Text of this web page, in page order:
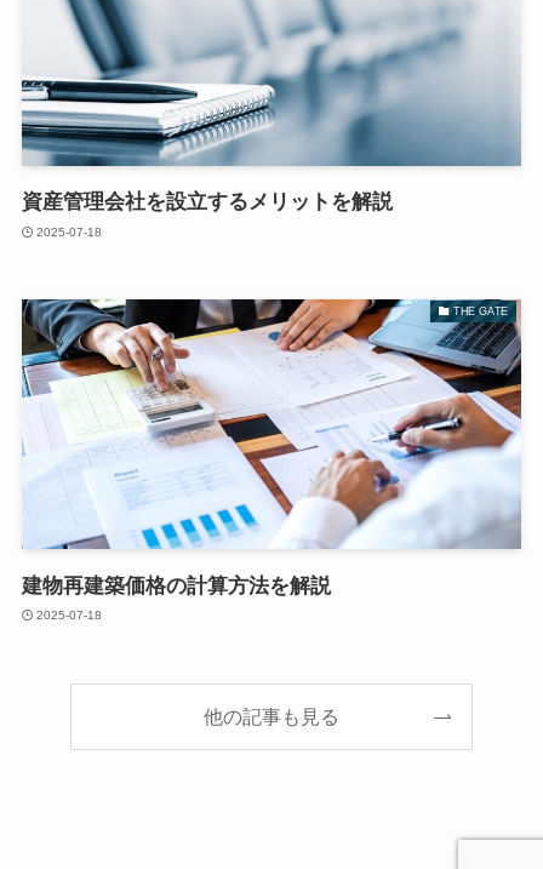
資産管理会社を設立するメリットを解説
2025-07-18
THE GATE
建物再建築価格の計算方法を解説
2025-07-18
他の記事も見る